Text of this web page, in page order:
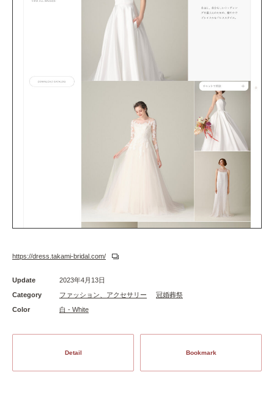
https://dress.takami-bridal.com/
Update
2023年4月13日
Category
ファッション、アクセサリー
冠婚葬祭
Color
白 - White
Detail Bookmark